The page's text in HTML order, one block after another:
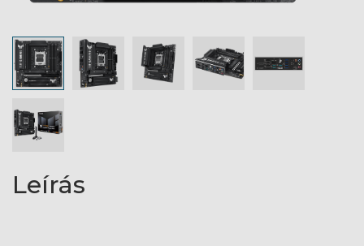
Leírás